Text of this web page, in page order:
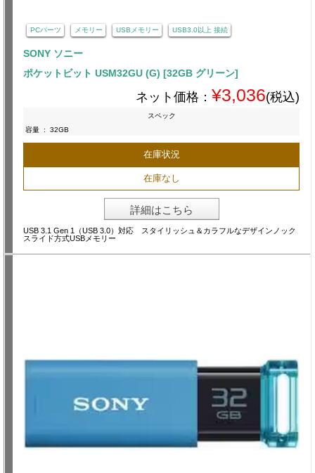
PCパーツ メモリー USBメモリー USB3.0以上 接続
SONY ソニー
ポケットビット USM32GU (G) [32GB グリーン]
ネット価格： ¥3,036(税込)
スペック
容量 : 32GB
在庫状況
在庫なし
詳細はこちら
USB 3.1 Gen 1（USB 3.0）対応 スタイリッシュ＆カラフルなデザインノック
スライド方式USBメモリー